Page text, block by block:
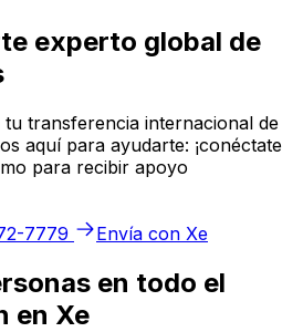
experto global de
tu transferencia internacional de
aquí para ayudarte: ¡conéctate
para recibir apoyo
7779
Envía con Xe
en todo el
en Xe